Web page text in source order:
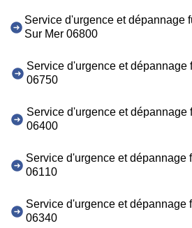
Service d'urgence et dépannage
Sur Mer 06800
Service d'urgence et dépannage
06750
Service d'urgence et dépannage
06400
Service d'urgence et dépannage
06110
Service d'urgence et dépannage
06340